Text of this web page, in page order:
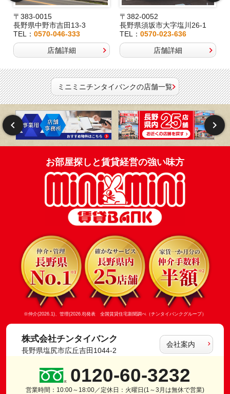
〒383-0015
長野県中野市吉田13-3
TEL： 0570-046-333
店舗詳細
〒382-0052
長野県須坂市大字塩川26-1
TEL：0570-023-636
店舗詳細
ミニミニチンタイバンクの店舗一覧
お部屋探しと賃貸経営の強い味方
※仲介(2026.1)、管理(2026.8)発表 全国賃貸住宅新聞調べ（チンタイバンクグループ）
株式会社チンタイバンク
長野県塩尻市広丘吉田1044-2
会社案内
0120-60-3232
営業時間：10:00～18:00／定休日：火曜日(1～3月は無休で営業)